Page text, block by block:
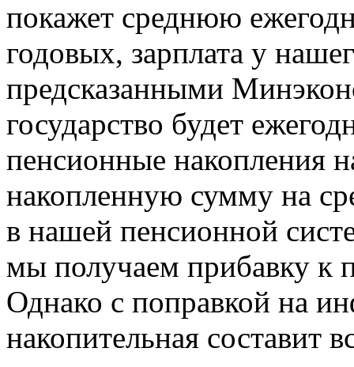
покажет среднюю
годовых, зарплата у
предсказанными
государство будет
пенсионные накопления
накопленную сумму на
в нашей пенсионной
мы получаем прибавку к
Однако с поправкой на
накопительная составит